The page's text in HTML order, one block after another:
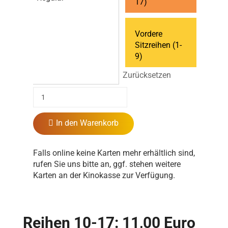
Vordere
Sitzreihen (1-
9)
Zurücksetzen
In den Warenkorb
Falls online keine Karten mehr erhältlich sind,
rufen Sie uns bitte an, ggf. stehen weitere
Karten an der Kinokasse zur Verfügung.
Reihen 10-17: 11,00 Euro